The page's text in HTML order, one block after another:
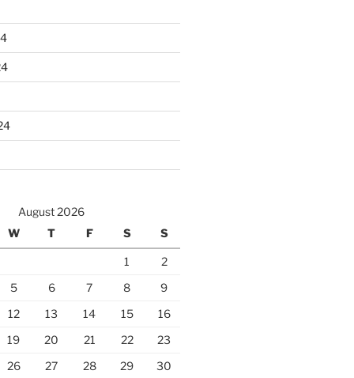
August 2026
W T F S S
1
2
5 6 7 8
9
12 13 14 15
16
19 20 21 22
23
26 27 28 29
30